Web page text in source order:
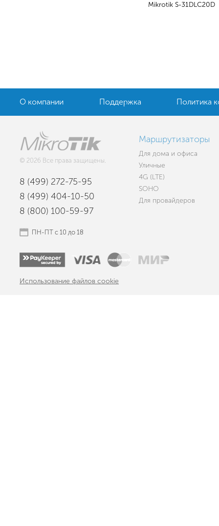
Mikrotik S-31DLC20D
О компании Поддержка Политика
© 2026 Все права защищены.
8 (499) 272-75-95
8 (499) 404-10-50
8 (800) 100-59-97
ПН-ПТ с 10 до 18
Маршрутизаторы
Для дома и офиса
Уличные
4G (LTE)
SOHO
Для провайдеров
Использование файлов cookie